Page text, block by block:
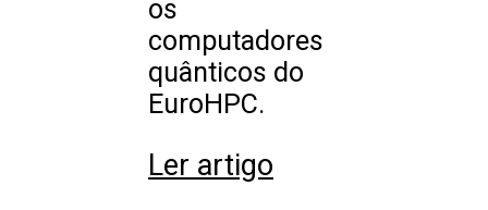
os
computadores
quânticos do
EuroHPC.
Ler artigo